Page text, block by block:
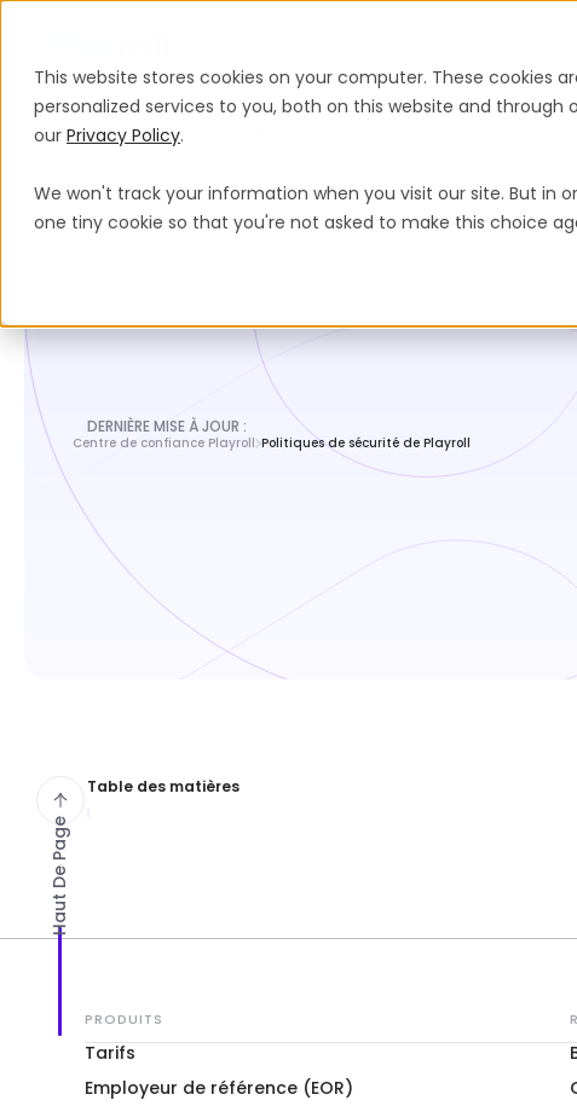
This website stores cookies on your computer. These cookies
personalized services to you, both on this website and
our Privacy Policy.
We won't track your information when you visit our site. But in
one tiny cookie so that you're not asked to make this choice
Espace juridiqueJuridique et conformité
Centre de confiance Playroll Politiques de sécurité de Playroll
DERNIÈRE MISE À JOUR :
Table des matières
Haut De Page
PRODUITS
Tarifs
Employeur de référence (EOR)